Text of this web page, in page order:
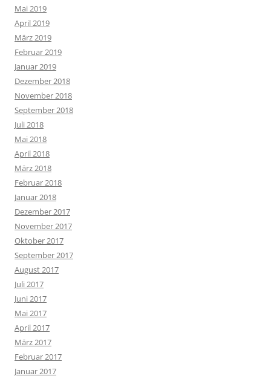
Mai 2019
April 2019
März 2019
Februar 2019
Januar 2019
Dezember 2018
November 2018
September 2018
Juli 2018
Mai 2018
April 2018
März 2018
Februar 2018
Januar 2018
Dezember 2017
November 2017
Oktober 2017
September 2017
August 2017
Juli 2017
Juni 2017
Mai 2017
April 2017
März 2017
Februar 2017
Januar 2017